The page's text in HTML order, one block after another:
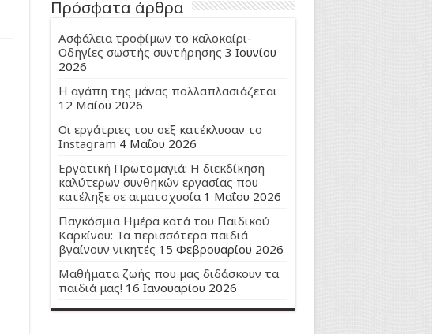
Πρόσφατα άρθρα
Ασφάλεια τροφίμων το καλοκαίρι-
Οδηγίες σωστής συντήρησης 3 Ιουνίου
2026
Η αγάπη της μάνας πολλαπλασιάζεται
12 Μαΐου 2026
Οι εργάτριες του σεξ κατέκλυσαν το
Instagram 4 Μαΐου 2026
Εργατική Πρωτομαγιά: Η διεκδίκηση
καλύτερων συνθηκών εργασίας που
κατέληξε σε αιματοχυσία 1 Μαΐου 2026
Παγκόσμια Ημέρα κατά του Παιδικού
Καρκίνου: Τα περισσότερα παιδιά
βγαίνουν νικητές 15 Φεβρουαρίου 2026
Μαθήματα ζωής που μας διδάσκουν τα
παιδιά μας! 16 Ιανουαρίου 2026